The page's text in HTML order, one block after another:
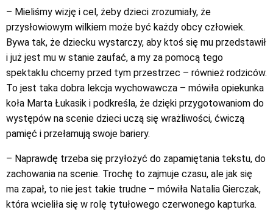
– Mieliśmy wizję i cel, żeby dzieci zrozumiały, że
przysłowiowym wilkiem może być każdy obcy człowiek.
Bywa tak, że dziecku wystarczy, aby ktoś się mu przedstawił
i już jest mu w stanie zaufać, a my za pomocą tego
spektaklu chcemy przed tym przestrzec – również rodziców.
To jest taka dobra lekcja wychowawcza – mówiła opiekunka
koła Marta Łukasik i podkreśla, że dzięki przygotowaniom do
występów na scenie dzieci uczą się wrażliwości, ćwiczą
pamięć i przełamują swoje bariery.
– Naprawdę trzeba się przyłożyć do zapamiętania tekstu, do
zachowania na scenie. Trochę to zajmuje czasu, ale jak się
ma zapał, to nie jest takie trudne – mówiła Natalia Gierczak,
która wcieliła się w rolę tytułowego czerwonego kapturka.